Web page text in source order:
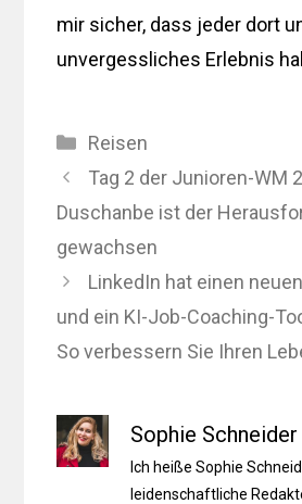
mir sicher, dass jeder dort
unvergessliches Erlebnis
Kategorien
Reisen
Tag 2 der Junioren-WM
Duschanbe ist der
gewachsen
LinkedIn hat einen
und ein KI-Job-Coaching-
So verbessern Sie Ihren
Sophie Schneider
Ich heiße Sophie
leidenschaftliche